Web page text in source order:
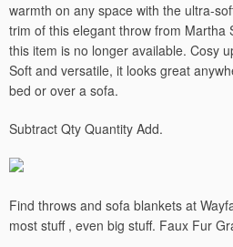
warmth on any space with the ultra-
trim of this elegant throw from Martha
this item is no longer available. Cosy
Soft and versatile, it looks great
bed or over a sofa.
Subtract Qty Quantity Add.
Find throws and sofa blankets at
most stuff , even big stuff. Faux Fur